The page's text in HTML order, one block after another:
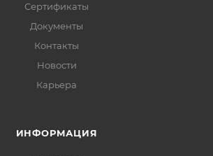
Сертификаты
Документы
Контакты
Новости
Карьера
ИНФОРМАЦИЯ